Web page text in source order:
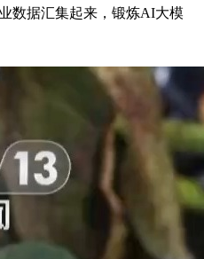
数据汇集起来，锻炼AI大模